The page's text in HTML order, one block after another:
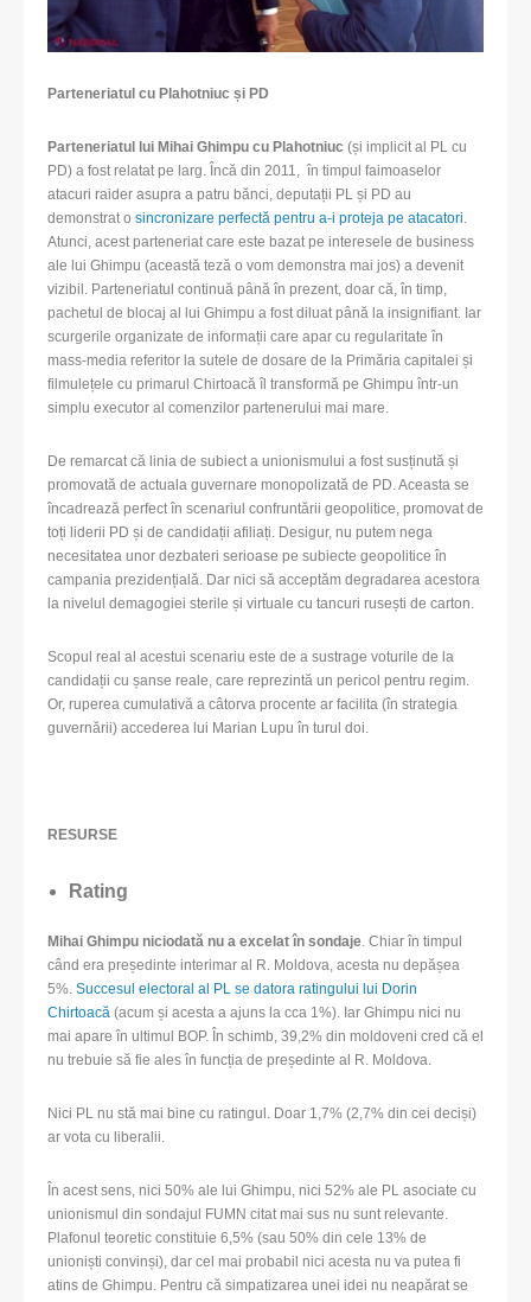
Parteneriatul cu Plahotniuc și PD
Parteneriatul lui Mihai Ghimpu cu Plahotniuc (și implicit al PL cu
PD) a fost relatat pe larg. Încă din 2011, în timpul faimoaselor
atacuri raider asupra a patru bănci, deputații PL și PD au
demonstrat o sincronizare perfectă pentru a-i proteja pe atacatori
Atunci, acest parteneriat care este bazat pe interesele de business
ale lui Ghimpu (această teză o vom demonstra mai jos) a devenit
vizibil. Parteneriatul continuă până în prezent, doar că, în timp,
pachetul de blocaj al lui Ghimpu a fost diluat până la insignifiant. Iar
scurgerile organizate de informații care apar cu regularitate în
mass-media referitor la sutele de dosare de la Primăria capitalei și
filmulețele cu primarul Chirtoacă îl transformă pe Ghimpu într-un
simplu executor al comenzilor partenerului mai mare.
De remarcat că linia de subiect a unionismului a fost susținută și
promovată de actuala guvernare monopolizată de PD. Aceasta se
încadrează perfect în scenariul confruntării geopolitice, promovat de
toți liderii PD și de candidații afiliați. Desigur, nu putem nega
necesitatea unor dezbateri serioase pe subiecte geopolitice în
campania prezidențială. Dar nici să acceptăm degradarea acestora
la nivelul demagogiei sterile și virtuale cu tancuri rusești de carton.
Scopul real al acestui scenariu este de a sustrage voturile de la
candidații cu șanse reale, care reprezintă un pericol pentru regim.
Or, ruperea cumulativă a câtorva procente ar facilita (în strategia
guvernării) accederea lui Marian Lupu în turul doi.
RESURSE
Rating
Mihai Ghimpu niciodată nu a excelat în sondaje . Chiar în timpul
când era președinte interimar al R. Moldova, acesta nu depășea
5%. Succesul electoral al PL se datora ratingului lui Dorin
Chirtoacă (acum și acesta a ajuns la cca 1%). Iar Ghimpu nici nu
mai apare în ultimul BOP. În schimb, 39,2% din moldoveni cred că el
nu trebuie să fie ales în funcția de președinte al R. Moldova.
Nici PL nu stă mai bine cu ratingul. Doar 1,7% (2,7% din cei deciși)
ar vota cu liberalii.
În acest sens, nici 50% ale lui Ghimpu, nici 52% ale PL asociate cu
unionismul din sondajul FUMN citat mai sus nu sunt relevante.
Plafonul teoretic constituie 6,5% (sau 50% din cele 13% de
unioniști convinși), dar cel mai probabil nici acesta nu va putea fi
atins de Ghimpu. Pentru că simpatizarea unei idei nu neapărat se